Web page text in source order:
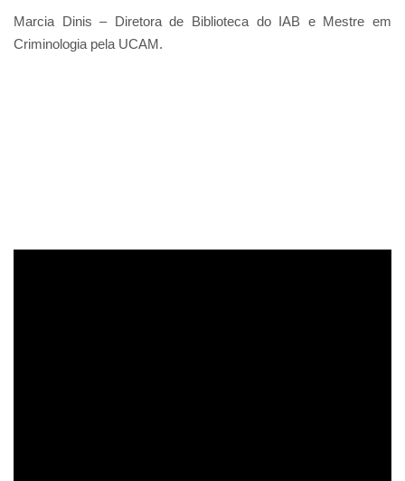
Marcia Dinis – Diretora de Biblioteca do IAB e Mestre em
Criminologia pela UCAM.